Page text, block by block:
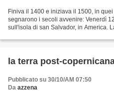
Finiva il 1400 e iniziava il 1500, in
segnarono i secoli avvenire: Venerdì
sull'isola di san Salvador, in America.
la terra post-
Pubblicato su 30/10/AM 07:50
Da azzena